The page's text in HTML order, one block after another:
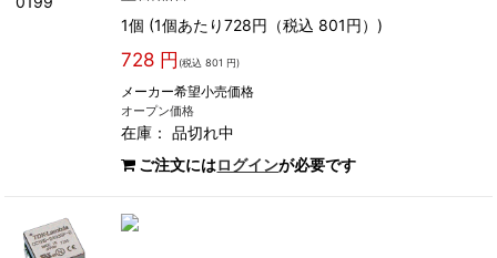
1個 (1個あたり728円（税込 801円）)
728 円 (税込 801 円)
メーカー希望小売価格
オープン価格
在庫：品切れ中
ご注文にはログインが必要です